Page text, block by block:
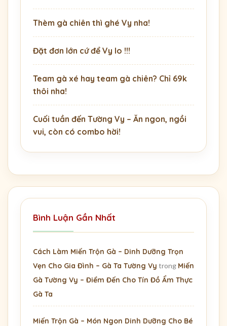
Thèm gà chiên thì ghé Vy nha!
Đặt đơn lớn cứ để Vy lo !!!
Team gà xé hay team gà chiên? Chỉ 69k
thôi nha!
Cuối tuần đến Tường Vy – Ăn ngon, ngồi
vui, còn có combo hời!
Bình Luận Gần Nhất
Cách Làm Miến Trộn Gà – Dinh Dưỡng Trọn
Vẹn Cho Gia Đình – Gà Ta Tường Vy trong Miến
Gà Tường Vy – Điểm Đến Cho Tín Đồ Ẩm Thực
Gà Ta
Miến Trộn Gà – Món Ngon Dinh Dưỡng Cho Bé